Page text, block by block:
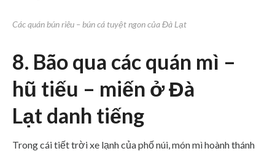
Các quán bún riêu – bún cá tuyệt ngon của Đà Lạt
8. Bão qua các quán mì –
hũ tiếu – miến ở Đà
Lạt danh tiếng
Trong cái tiết trời xe lạnh của phố núi, món mì hoành thánh